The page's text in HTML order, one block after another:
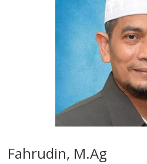
Fahrudin, M.Ag​